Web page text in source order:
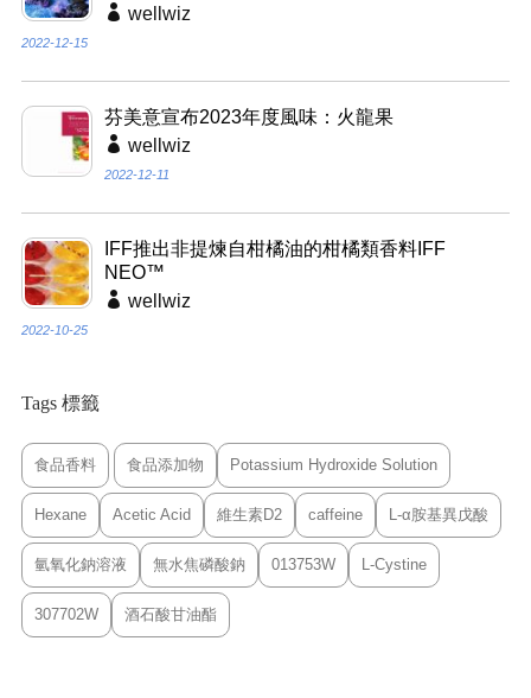
wellwiz
2022-12-15
芬美意宣布2023年度風味：火龍果
wellwiz
2022-12-11
IFF推出非提煉自柑橘油的柑橘類香料IFF
NEO™
wellwiz
2022-10-25
Tags 標籤
食品香料 食品添加物 Potassium Hydroxide Solution
Hexane Acetic Acid 維生素D2 caffeine L-α胺基異戊酸
氫氧化鈉溶液 無水焦磷酸鈉 013753W L-Cystine
307702W 酒石酸甘油酯